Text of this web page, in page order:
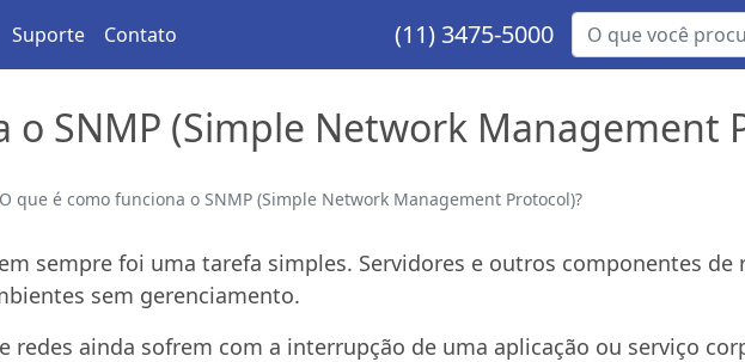
Suporte Contato (11) 3475-5000
o SNMP (Simple Network Management
O que é como funciona o SNMP (Simple Network Management Protocol)?
sempre foi uma tarefa simples. Servidores e outros componentes de
sem gerenciamento.
ainda sofrem com a interrupção de uma aplicação ou serviço